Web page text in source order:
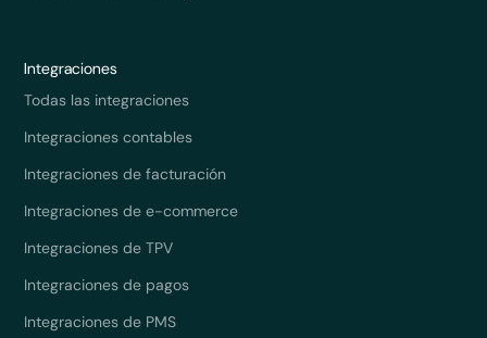
Integraciones
Todas las integraciones
Integraciones contables
Integraciones de facturación
Integraciones de e-commerce
Integraciones de TPV
Integraciones de pagos
Integraciones de PMS